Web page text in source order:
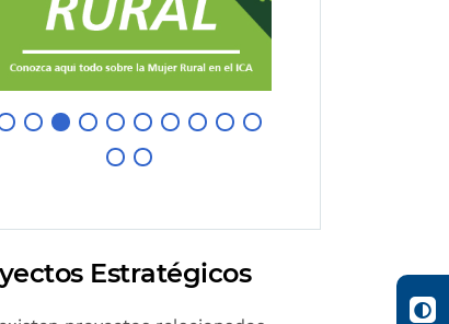
Estratégicos